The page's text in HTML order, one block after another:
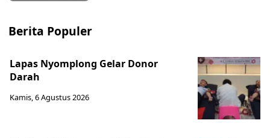
Berita Populer
Lapas Nyomplong Gelar Donor
Darah
Kamis, 6 Agustus 2026